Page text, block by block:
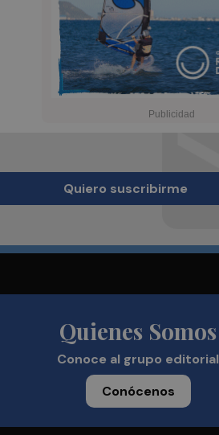
Quiero suscribirme
Quienes Somos
Conoce al grupo editorial
Conócenos